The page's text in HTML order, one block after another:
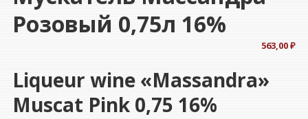
Розовый 0,75л 16%
563,00₽
Liqueur wine «Massandra»
Muscat Pink 0,75 16%